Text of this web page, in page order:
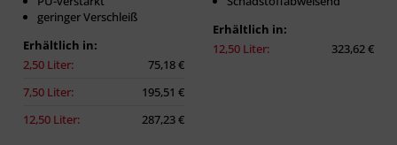
geringer Verschleiß
Erhältlich in:
2,50 Liter:
75,18 €
7,50 Liter:
195,51 €
12,50 Liter:
287,23 €
Erhältlich in:
12,50 Liter:
323,62 €